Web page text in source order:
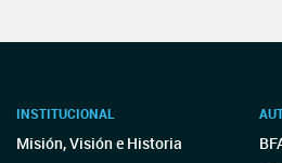
INSTITUCIONAL
Misión, Visión e Historia